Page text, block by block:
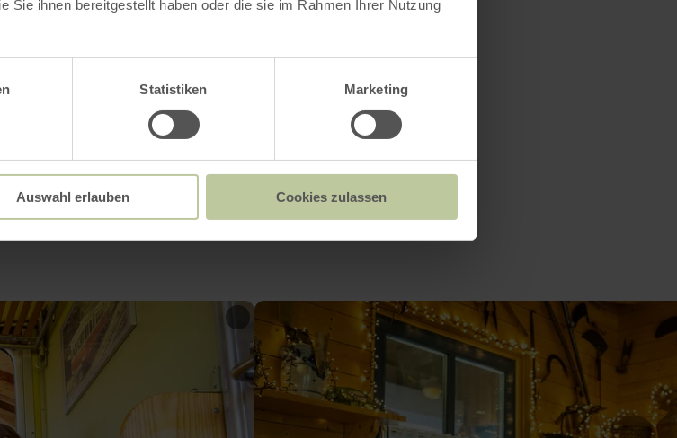
Sie ihnen bereitgestellt haben oder die sie im Rahmen Ihrer Nutzung
Statistiken Marketing
Auswahl erlauben Cookies zulassen